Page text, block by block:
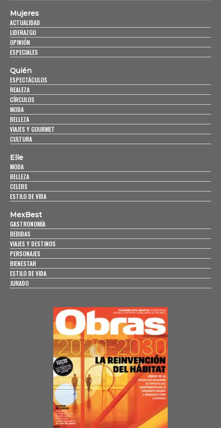
Mujeres
ACTUALIDAD
LIDERAZGO
OPINIÓN
ESPECIALES
Quién
ESPECTÁCULOS
REALEZA
CÍRCULOS
MODA
BELLEZA
VIAJES Y GOURMET
CULTURA
Elle
MODA
BELLEZA
CELEBS
ESTILO DE VIDA
MexBest
GASTRONOMÍA
BEBIDAS
VIAJES Y DESTINOS
PERSONAJES
BIENESTAR
ESTILO DE VIDA
JURADO